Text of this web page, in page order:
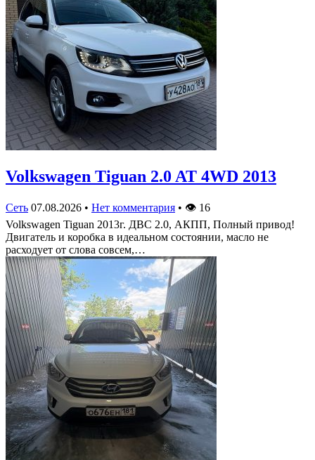
Volkswagen Tiguan 2.0 AT 4WD 2013
Сеть 07.08.2026 • Нет комментария • 👁 16
Volkswagen Tiguan 2013г. ДВС 2.0, АКПП, Полный привод!
Двигатель и коробка в идеальном состоянии, масло не
расходует от слова совсем,…